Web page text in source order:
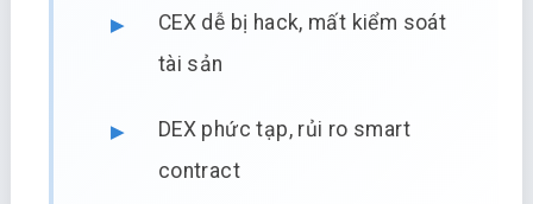
CEX dễ bị hack, mất kiểm soát
tài sản
DEX phức tạp, rủi ro smart
contract